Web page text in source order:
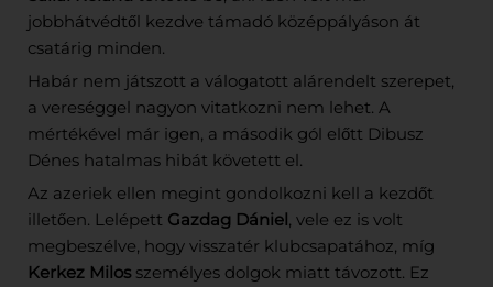
jobbhátvédtől kezdve támadó középpályáson át
csatárig minden.
Habár nem játszott a válogatott alárendelt szerepet,
a vereséggel nagyon vitatkozni nem lehet. A
mértékével már igen, a második gól előtt Dibusz
Dénes hatalmas hibát követett el.
Az azeriek ellen megint gondolkozni kell a kezdőt
illetően. Lelépett Gazdag Dániel, vele ez is volt
megbeszélve, hogy visszatér klubcsapatához, míg
Kerkez Milos személyes dolgok miatt távozott. Ez